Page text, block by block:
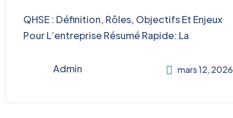
QHSE : Définition, Rôles, Objectifs Et Enjeux
Pour L’entreprise Résumé Rapide: La
Admin mars 12, 2026